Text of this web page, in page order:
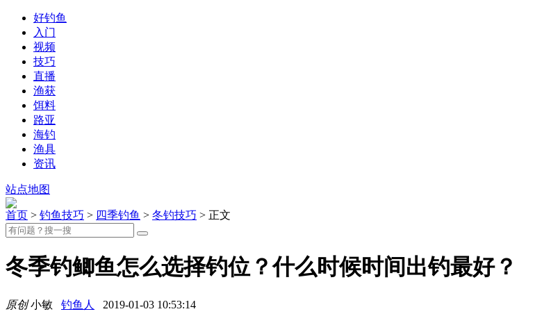
好钓鱼
入门
视频
技巧
直播
渔获
饵料
路亚
海钓
渔具
资讯
站点地图
首页 > 钓鱼技巧 > 四季钓鱼 > 冬钓技巧 > 正文
冬季钓鲫鱼怎么选择钓位？什么时候时间出钓最好？
原创小敏 钓鱼人 2019-01-03 10:53:14